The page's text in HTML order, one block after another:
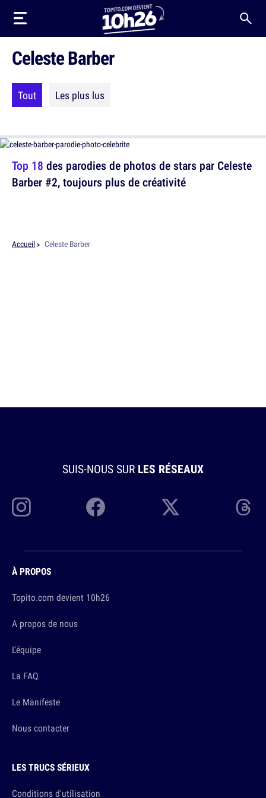
Celeste Barber
Tout Les plus lus
Top 18 des parodies de photos de stars par Celeste
Barber #2, toujours plus de créativité
Accueil Celeste Barber
SUIS-NOUS SUR LES RÉSEAUX
À PROPOS
Topito.com devient 10h26
A propos de nous
L'équipe
La FAQ
Le Manifeste
Nous contacter
LES TRUCS SÉRIEUX
Conditions d'utilisation